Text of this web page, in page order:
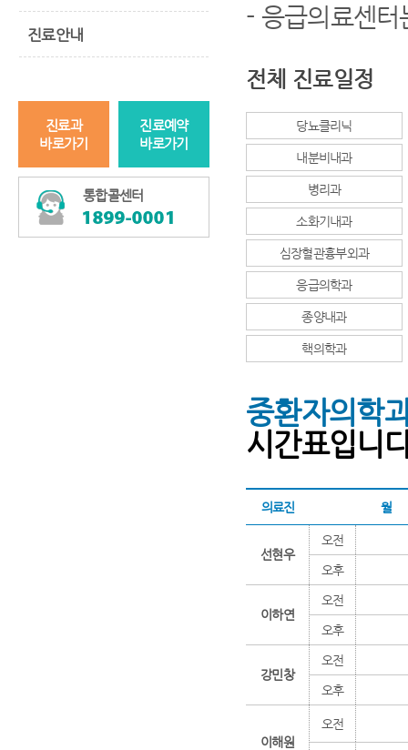
진료안내
진료과
바로가기
진료예약
바로가기
통합콜센터
- 응급의료센
전체 진료일정
당뇨클리닉
내분비내과
병리과
소화기내과
심장혈관흉부외과
응급의학과
종양내과
핵의학과
중환자의
시간표입니
의료진 월
선현우
오전
오후
이하연
오전
오후
강민창
오전
오후
이해원
오전